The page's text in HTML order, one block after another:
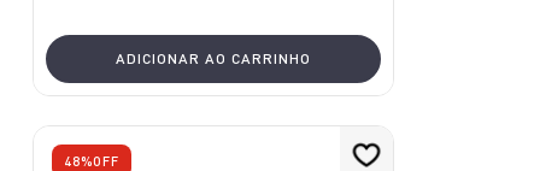
ADICIONAR AO CARRINHO
48%OFF